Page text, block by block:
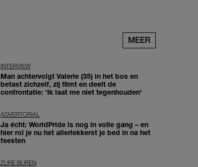
MEER
INTERVIEW
Man achtervolgt Valerie (35) in het bos en
betast zichzelf, zij filmt en deelt de
confrontatie: 'Ik laat me niet tegenhouden'
ADVERTORIAL
Ja écht: WorldPride is nog in volle gang – en
hier rol je nu het allerlekkerst je bed in na het
feesten
ZURE BUREN